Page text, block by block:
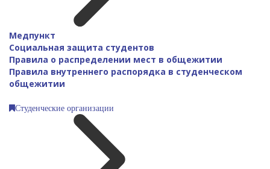
Медпункт
Социальная защита студентов
Правила о распределении мест в общежитии
Правила внутреннего распорядка в студенческом
общежитии
Студенческие организации